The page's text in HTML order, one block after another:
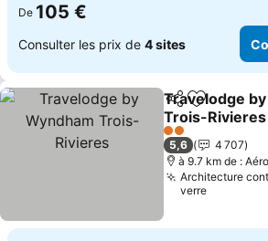
De 105 €
Consulter les prix de 4 sites
PartagerAjouter à
Travelodge
Trois-Rivieres
2 Étoiles
5,6
4 707
à 9.7 km de :
Architecture
verre